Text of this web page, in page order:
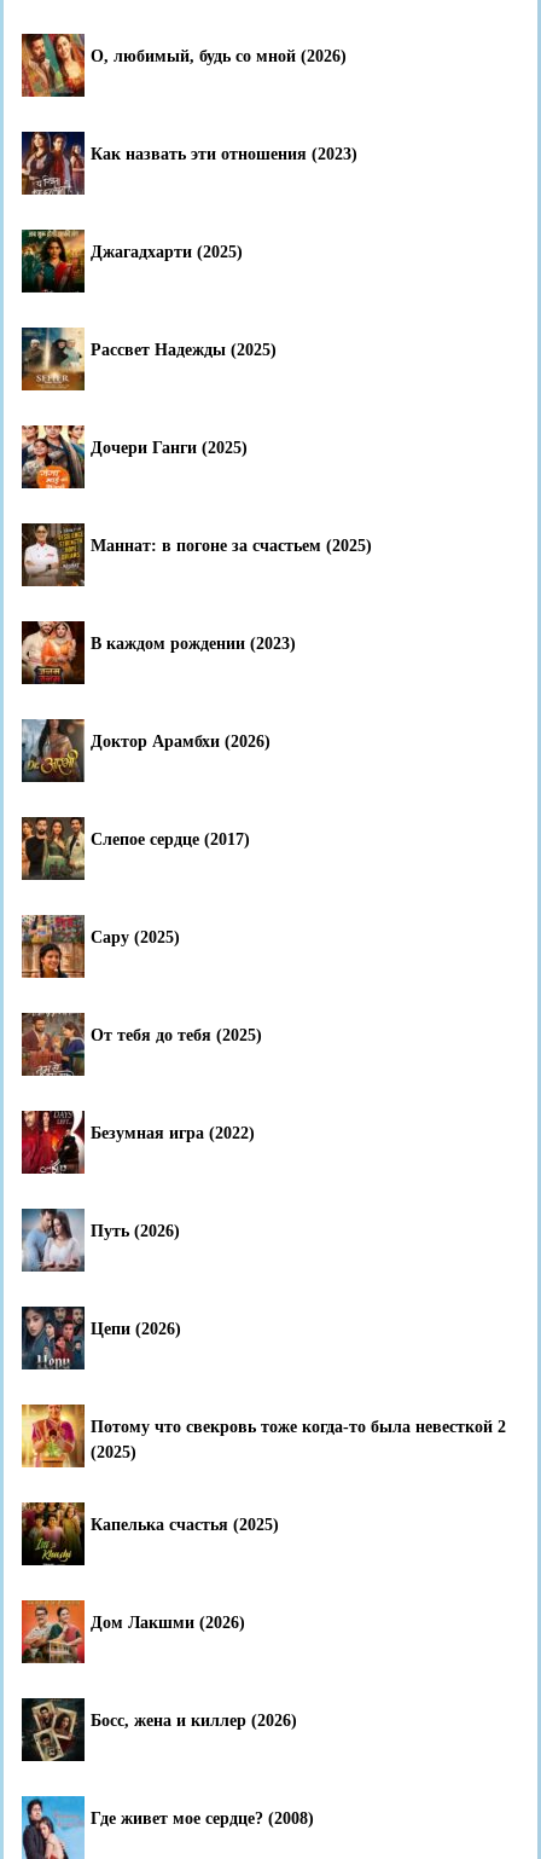
О, любимый, будь со мной (2026)
Как назвать эти отношения (2023)
Джагадхарти (2025)
Рассвет Надежды (2025)
Дочери Ганги (2025)
Маннат: в погоне за счастьем (2025)
В каждом рождении (2023)
Доктор Арамбхи (2026)
Слепое сердце (2017)
Сару (2025)
От тебя до тебя (2025)
Безумная игра (2022)
Путь (2026)
Цепи (2026)
Потому что свекровь тоже когда-то была невесткой 2
(2025)
Капелька счастья (2025)
Дом Лакшми (2026)
Босс, жена и киллер (2026)
Где живет мое сердце? (2008)